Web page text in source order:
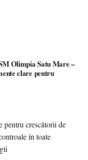
Olimpia Satu Mare –
clare pentru